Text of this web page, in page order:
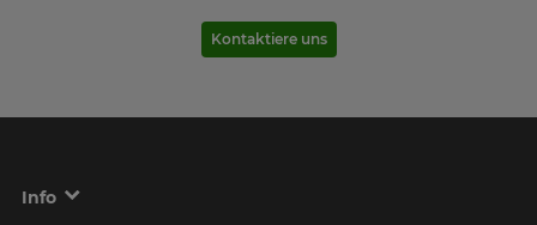
Kontaktiere uns
Info